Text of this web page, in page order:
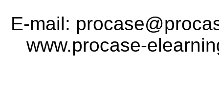
E-mail:
www.procase-